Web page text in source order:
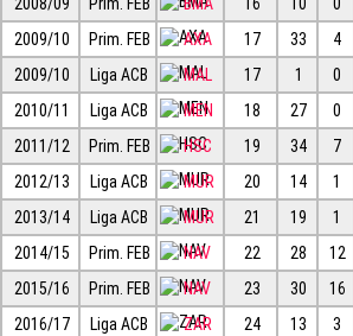
2008/09 Prim. FEB BMA 16 10 0
2009/10
Prim. FEB AXA 17 33 4
2009/10
Liga ACB MAL 17 1 0
2010/11
Liga ACB MEN 18 27 0
2011/12
Prim. FEB HSC 19 34 7
2012/13
Liga ACB MUR 20 14 1
2013/14
Liga ACB MUR 21 19 1
2014/15
Prim. FEB NAV 22 28 12
2015/16
Prim. FEB NAV 23 30 16
2016/17
Liga ACB ZAR 24 13 3